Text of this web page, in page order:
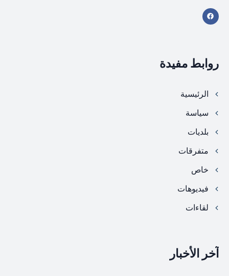
روابط مفيدة
الرئيسية
سياسة
بلديات
متفرقات
خاص
فيديوهات
لقاءات
آخر الأخبار